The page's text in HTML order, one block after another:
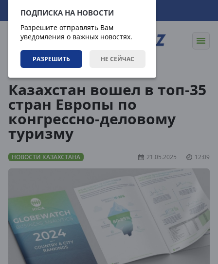
ПОДПИСКА НА НОВОСТИ
Разрешите отправлять Вам
уведомления о важных новостях.
РАЗРЕШИТЬ НЕ СЕЙЧАС
06.08.2026 23:11:06
Казахстан вошел в топ-35
стран Европы по
конгрессно-деловому
туризму
НОВОСТИ КАЗАХСТАНА 21.05.2025 12:09